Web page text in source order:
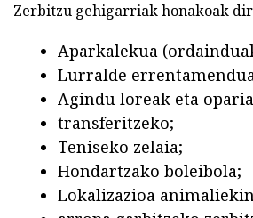
Zerbitzu gehigarriak honakoak
Aparkalekua
Lurralde
Agindu loreak eta
transferitzeko;
Teniseko zelaia;
Hondartzako boleibola;
Lokalizazioa